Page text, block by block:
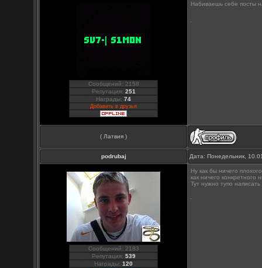
Сообщений: 2158
Репутация: 251
Награды:74
Добавить в друзья
Набиваешь себе посты
( Латвия )
podrubaj Дата: Понедельник,
Сообщений: 2183
Репутация: 539
Награды:120
Ну как бы ничего
как ничего конкретного
Тут нужно тупо